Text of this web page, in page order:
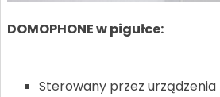
DOMOPHONE w pigułce:
Sterowany przez